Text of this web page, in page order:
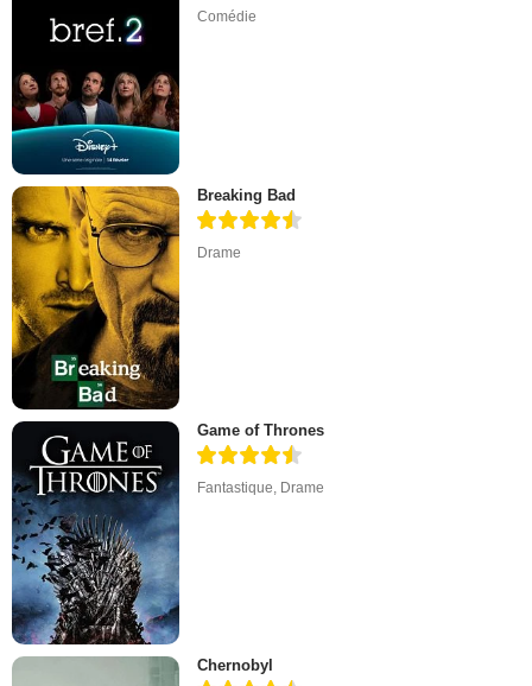
Comédie
Breaking Bad
Drame
Game of Thrones
Fantastique, Drame
Chernobyl